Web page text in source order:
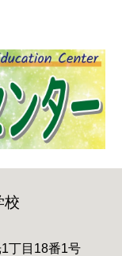
校
丁目18番1号